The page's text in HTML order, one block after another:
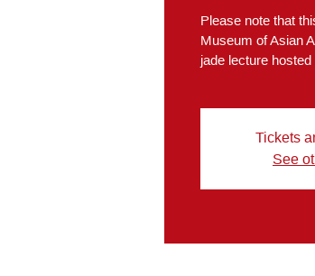
Please note that
Museum of Asian
jade lecture
Tickets
See